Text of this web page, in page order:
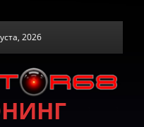
2026